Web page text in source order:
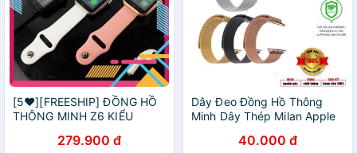
[5❤️][FREESHIP] ĐỒNG HỒ
THÔNG MINH Z6 KIỂU
CẤP [HCM]279.900 đ
Dây Đeo Đồng Hồ Thông
Minh Dây Thép Milan Apple
40.000 đ